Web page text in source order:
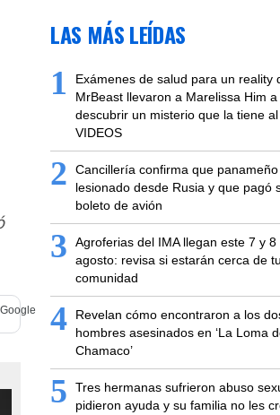
LAS MÁS LEÍDAS
1
Exámenes de salud para un reality
MrBeast llevaron a Marelissa Him a
descubrir un misterio que la tiene
VIDEOS
2
Cancillería confirma que
lesionado desde Rusia y que pagó
boleto de avión
3
Agroferias del IMA llegan este 7 y 8
agosto: revisa si estarán cerca de tu
comunidad
4
Revelan cómo encontraron a los
hombres asesinados en ‘La Loma
Chamaco’
5
Tres hermanas sufrieron abuso
pidieron ayuda y su familia no les